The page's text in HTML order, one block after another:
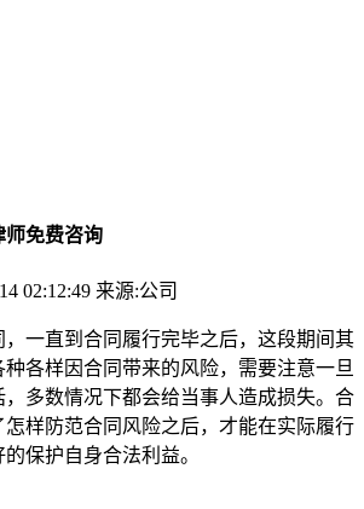
师免费咨询
02:12:49 来源:公司
，一直到合同履行完毕之后，这段期间其
各样因合同带来的风险，需要注意一旦
多数情况下都会给当事人造成损失。合
怎样防范合同风险之后，才能在实际履行
保护自身合法利益。